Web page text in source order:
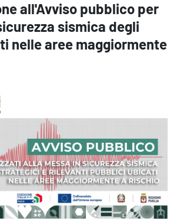
all'Avviso pubblico per
sismica degli
nelle aree maggiormente